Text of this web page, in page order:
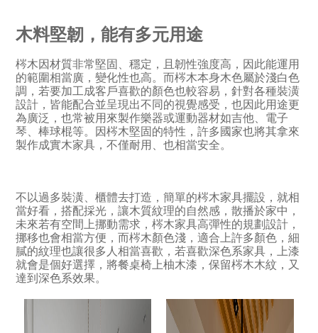
木料堅韌，能有多元用途
梣木因材質非常堅固、穩定，且韌性強度高，因此能運用
的範圍相當廣，變化性也高。而梣木本身木色屬於淺白色
調，若要加工成客戶喜歡的顏色也較容易，針對各種裝潢
設計，皆能配合並呈現出不同的視覺感受，也因此用途更
為廣泛，也常被用來製作樂器或運動器材如吉他、電子
琴、棒球棍等。因梣木堅固的特性，許多國家也將其拿來
製作成實木家具，不僅耐用、也相當安全。
不以過多裝潢、櫃體去打造，簡單的梣木家具擺設，就相
當好看，搭配採光，讓木質紋理的自然感，散播於家中，
未來若有空間上挪動需求，梣木家具高彈性的規劃設計，
挪移也會相當方便，而梣木顏色淺，適合上許多顏色，細
膩的紋理也讓很多人相當喜歡，若喜歡深色系家具，上漆
就會是個好選擇，將餐桌椅上柚木漆，保留梣木木紋，又
達到深色系效果。